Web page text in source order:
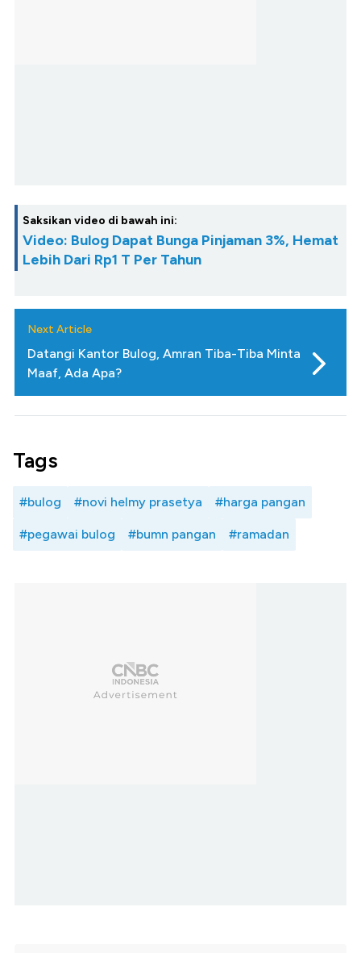
Saksikan video di bawah ini:
Video: Bulog Dapat Bunga Pinjaman 3%, Hemat
Lebih Dari Rp1 T Per Tahun
Next Article
Datangi Kantor Bulog, Amran Tiba-Tiba Minta
Maaf, Ada Apa?
Tags
#bulog #novi helmy prasetya #harga pangan
#pegawai bulog #bumn pangan #ramadan